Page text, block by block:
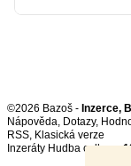
©2026 Bazoš - Inzerce,
Nápověda, Dotazy,
RSS,
Inzeráty Hudba celkem: